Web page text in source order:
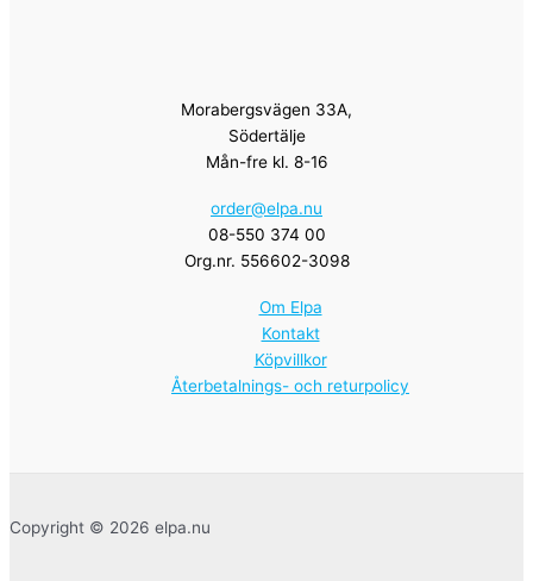
Morabergsvägen 33A,
Södertälje
Mån-fre kl. 8-16
order@elpa.nu
08-550 374 00
Org.nr. 556602-3098
Om Elpa
Kontakt
Köpvillkor
Återbetalnings- och returpolicy
Copyright © 2026 elpa.nu